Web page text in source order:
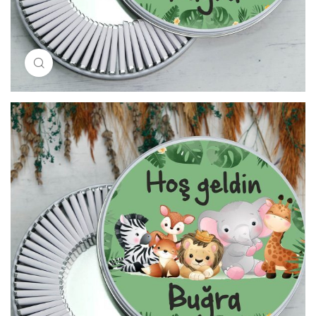
Resimi büyütmek için tıklayın